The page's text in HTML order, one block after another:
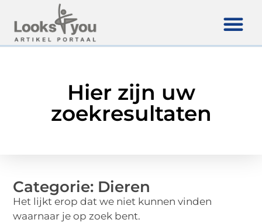
Hier zijn uw
zoekresultaten
Categorie: Dieren
Het lijkt erop dat we niet kunnen vinden
waarnaar je op zoek bent.